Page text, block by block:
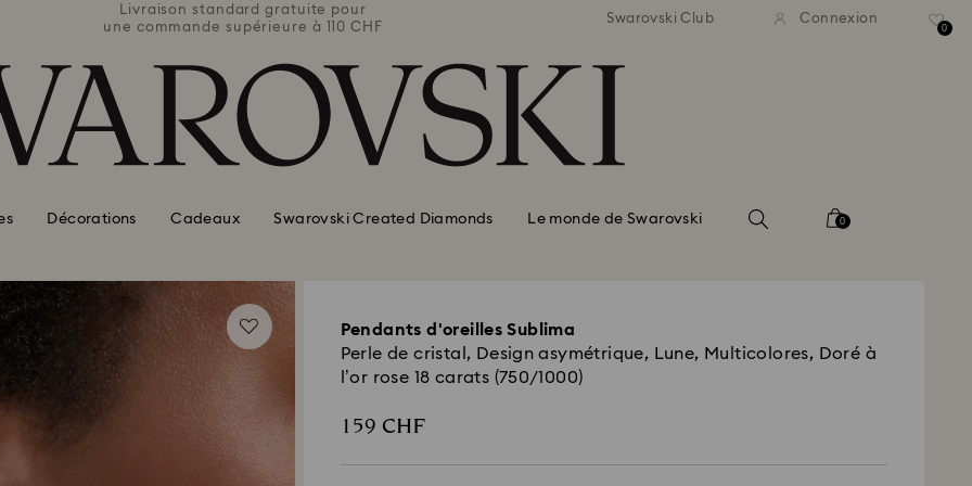
Livraison standard gratuite pour
une commande supérieure à 110 CHF
Livraison standard gratuite pour
une commande supérieure à 110 CHF
Livraison standard
une commande supérieure à
Swarovski Club Connexion
0
Décorations Cadeaux Swarovski Created Diamonds Le monde de Swarovski 0
Pendants d'oreilles Sublima
Perle de cristal, Design asymétrique, Lune, Multicolores, Doré à
l’or rose 18 carats (750/1000)
159 CHF